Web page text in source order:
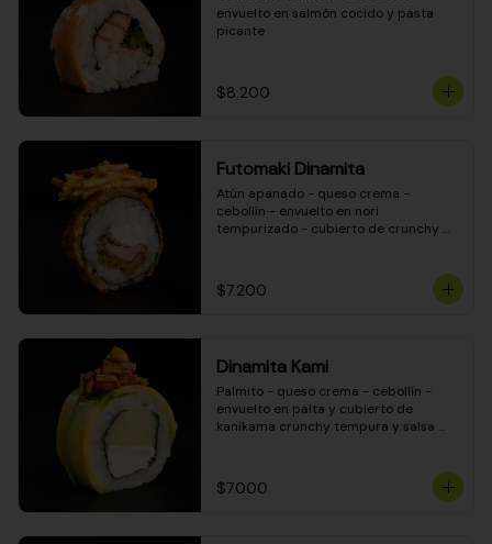
envuelto en salmón cocido y pasta
picante
$8.200
Futomaki Dinamita
Atún apanado - queso crema -
cebollín - envuelto en nori
tempurizado - cubierto de crunchy
$7.200
Dinamita Kami
Palmito - queso crema - cebollín -
envuelto en palta y cubierto de
kanikama crunchy tempura y salsa
$7.000